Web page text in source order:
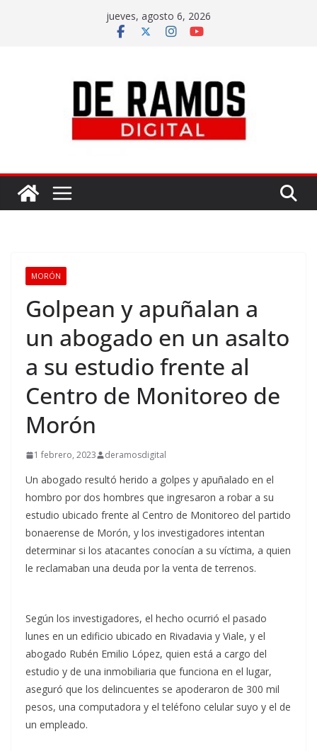
jueves, agosto 6, 2026
MORÓN
Golpean y apuñalan a
un abogado en un asalto
a su estudio frente al
Centro de Monitoreo de
Morón
1 febrero, 2023 deramosdigital
Un abogado resultó herido a golpes y apuñalado en el
hombro por dos hombres que ingresaron a robar a su
estudio ubicado frente al Centro de Monitoreo del partido
bonaerense de Morón, y los investigadores intentan
determinar si los atacantes conocían a su víctima, a quien
le reclamaban una deuda por la venta de terrenos.
Según los investigadores, el hecho ocurrió el pasado
lunes en un edificio ubicado en Rivadavia y Viale, y el
abogado Rubén Emilio López, quien está a cargo del
estudio y de una inmobiliaria que funciona en el lugar,
aseguró que los delincuentes se apoderaron de 300 mil
pesos, una computadora y el teléfono celular suyo y el de
un empleado.